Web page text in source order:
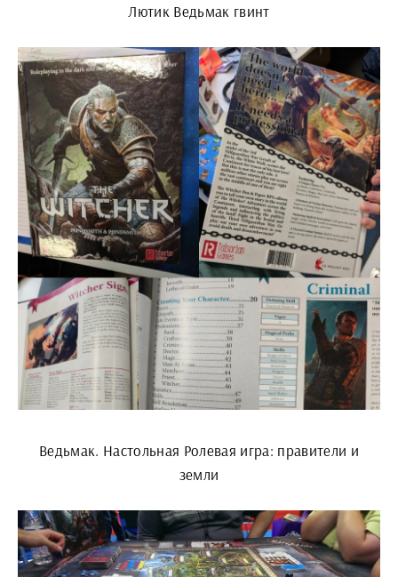
Лютик Ведьмак гвинт
Ведьмак. Настольная Ролевая игра: правители и
земли